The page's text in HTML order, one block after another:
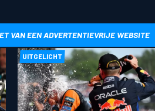
VAN EEN ADVERTENTIEVRIJE WEBSITE
UITGELICHT